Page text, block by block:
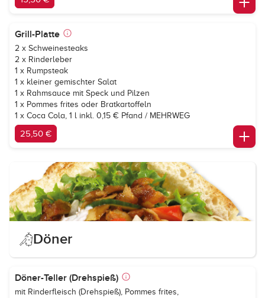
Grill-Platte
2 x Schweinesteaks
2 x Rinderleber
1 x Rumpsteak
1 x kleiner gemischter Salat
1 x Rahmsauce mit Speck und Pilzen
1 x Pommes frites oder Bratkartoffeln
1 x Coca Cola, 1 l inkl. 0,15 € Pfand / MEHRWEG
25,50 €
Döner
Döner-Teller (Drehspieß)
mit Rinderfleisch (Drehspieß), Pommes frites,